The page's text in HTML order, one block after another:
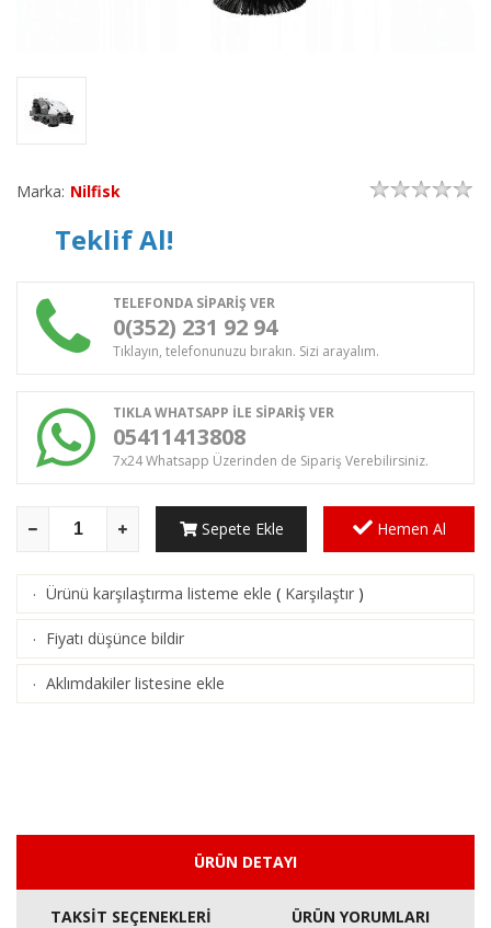
Marka: Nilfisk
Teklif Al!
TELEFONDA SİPARİŞ VER
0(352) 231 92 94
Tıklayın, telefonunuzu bırakın. Sizi arayalım.
TIKLA WHATSAPP İLE SİPARİŞ VER
05411413808
7x24 Whatsapp Üzerinden de Sipariş Verebilirsiniz.
Sepete Ekle Hemen Al
· Ürünü karşılaştırma listeme ekle ( Karşılaştır )
· Fiyatı düşünce bildir
· Aklımdakiler listesine ekle
ÜRÜN DETAYI
TAKSİT SEÇENEKLERİ ÜRÜN YORUMLARI